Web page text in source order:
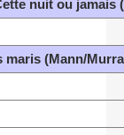
nuit ou jamais
maris (Mann/